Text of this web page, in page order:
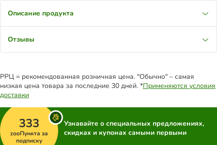
Описание продукта
Отзывы
РРЦ = рекомендованная розничная цена. "Обычно" – самая
низкая цена товара за последние 30 дней. *Применяются условия
доставки
333
zooПункта за
подписку
Узнавайте о специальных предложениях,
скидках и купонах самыми первыми